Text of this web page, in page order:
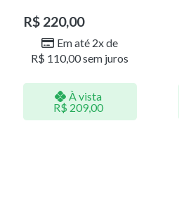
R$ 220,00
Em até 2x de
R$ 110,00sem juros
À vista
R$ 209,00